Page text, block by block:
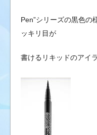
Pen”シリーズの黒色の
ッキリ目が
書けるリキッドのアイ